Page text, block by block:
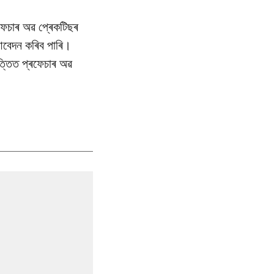
অৱ প্ৰেকটিছৰ
কৰিব পাৰি।
প্ৰফেচাৰ অৱ